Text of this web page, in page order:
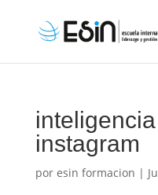
instagram
por esin formacion |